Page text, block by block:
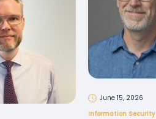
June 15, 2026
Information Security